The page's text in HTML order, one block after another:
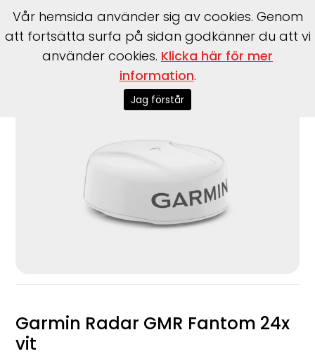
Garmin>Radar GMR Fantom 24x vit
Garmin Radar GMR Fantom 24x
vit
Vår hemsida använder sig av cookies. Genom
att fortsätta surfa på sidan godkänner du att vi
använder cookies. Klicka här för mer
information.
Jag förstår